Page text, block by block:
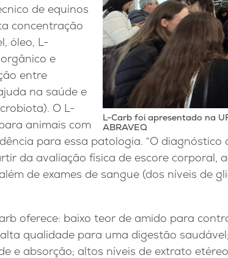
L-Carb foi apresentado na
ABRAVEQ
de equinos
concentração
óleo, L-
e
entre
na saúde e
O L-
animais com
para essa patologia. “O
da avaliação física de escore corporal,
de exames de sangue (dos níveis de
oferece: baixo teor de amido para
qualidade para uma digestão
e absorção; altos níveis de extrato